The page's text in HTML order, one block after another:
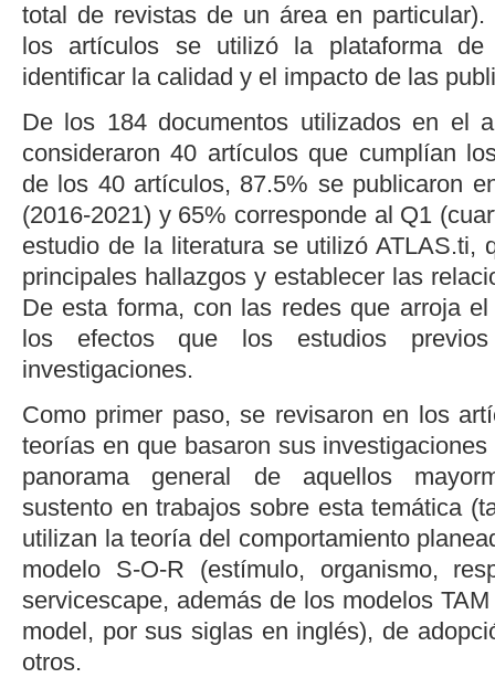
total de revistas de un área en
los artículos se utilizó la plataforma de
identificar la calidad y el impacto de las
De los 184 documentos utilizados en el
consideraron 40 artículos que cumplían
de los 40 artículos, 87.5% se publicaron
(2016-2021) y 65% corresponde al Q1
estudio de la literatura se utilizó ATLAS.ti,
principales hallazgos y establecer las
De esta forma, con las redes que arroja
los efectos que los estudios
investigaciones.
Como primer paso, se revisaron en los
teorías en que basaron sus
panorama general de aquellos
sustento en trabajos sobre esta temática (
utilizan la teoría del comportamiento
modelo S-O-R (estímulo, organismo,
servicescape, además de los modelos
model , por sus siglas en inglés), de
otros.